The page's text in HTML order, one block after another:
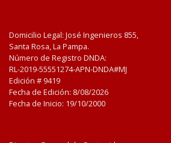
Domicilio Legal: José Ingenieros 855,
Santa Rosa, La Pampa.
Número de Registro DNDA:
RL-2019-55551274-APN-DNDA#MJ
Edición # 9419
Fecha de Edición: 8/08/2026
Fecha de Inicio: 19/10/2000